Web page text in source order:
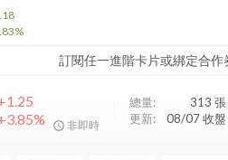
%
訂閱任一進階卡片或綁定合作
非即時
總量: 313 張
更新:
08/07 收盤